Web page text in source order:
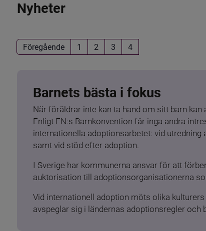
Nyheter
Föregående 1 2 3 4
Barnets bästa i fokus
När föräldrar inte kan ta hand om sitt barn
Enligt FN:s Barnkonvention får inga andra
internationella adoptionsarbetet: vid
samt vid stöd efter adoption.
I Sverige har kommunerna ansvar för att
auktorisation till adoptionsorganisationerna
Vid internationell adoption möts olika
avspeglar sig i ländernas adoptionsregler och